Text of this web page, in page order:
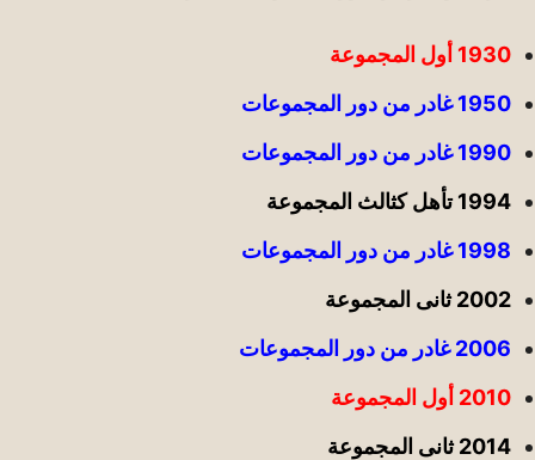
1930 أول المجموعة
1950 غادر من دور المجموعات
1990 غادر من دور المجموعات
1994 تأهل كثالث المجموعة
1998 غادر من دور المجموعات
2002 ثانى المجموعة
2006 غادر من دور المجموعات
2010 أول المجموعة
2014 ثانى المجموعة